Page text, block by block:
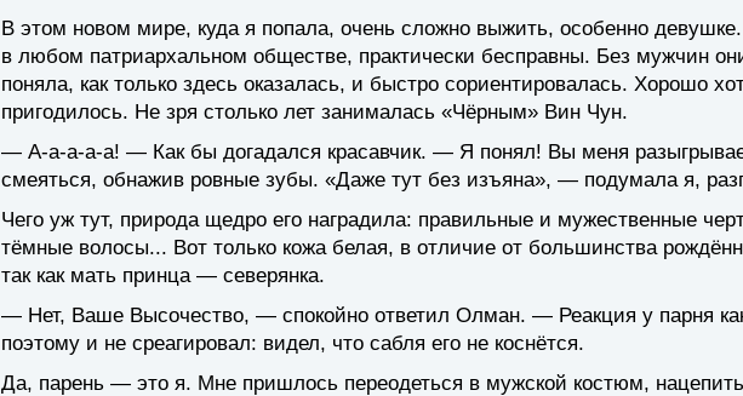
В этом новом мире, куда я попала, очень сложно выжить, особенно
в любом патриархальном обществе, практически бесправны. Без мужчин
поняла, как только здесь оказалась, и быстро сориентировалась. Хорошо
пригодилось. Не зря столько лет занималась «Чёрным» Вин Чун.
— А-а-а-а-а! — Как бы догадался красавчик. — Я понял! Вы меня
смеяться, обнажив ровные зубы. «Даже тут без изъяна», — подумала я,
Чего уж тут, природа щедро его наградила: правильные и мужественные
тёмные волосы... Вот только кожа белая, в отличие от большинства
так как мать принца — северянка.
— Нет, Ваше Высочество, — спокойно ответил Олман. — Реакция у парня
поэтому и не среагировал: видел, что сабля его не коснётся.
Да, парень — это я. Мне пришлось переодеться в мужской костюм,